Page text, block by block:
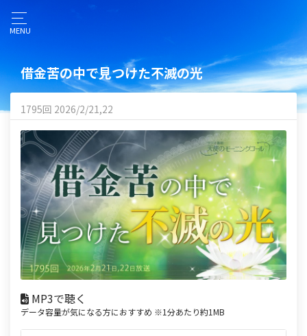
MENU
借金苦の中で見つけた不滅の光
1795回 2026/2/21,22
MP3で聴く
データ容量が気になる方におすすめ ※1分あたり約1MB